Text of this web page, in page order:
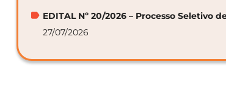
EDITAL Nº 20/2026 – Processo Seletivo
27/07/2026